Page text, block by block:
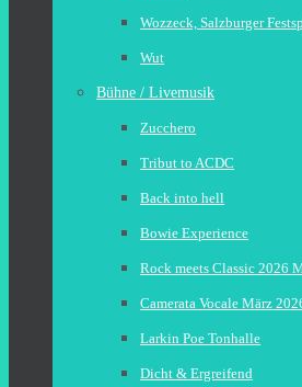
Wozzeck, Salzburger
Wut
Bühne / Livemusik
Zucchero
Tribut to ACDC
Back into hell
Bowie Experience
Rock meets Classic 2026
Camerata Vocale März
Larkin Poe Tonhalle
Dicht & Ergreifend